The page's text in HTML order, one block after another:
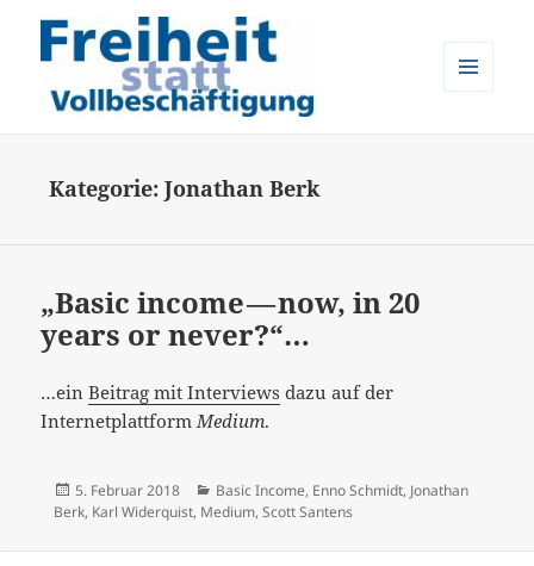
Kategorie:Jonathan Berk
„Basic income — now, in 20
years or never?“…
…einBeitrag mit Interviews dazu auf der
Internetplattform Medium.
Veröffentlicht
am
5. Februar 2018 Kategorien
Basic Income, Enno Schmidt, Jonathan
Berk, Karl Widerquist, Medium, Scott Santens